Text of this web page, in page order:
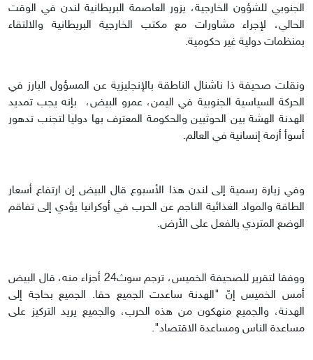
الجنوبي للشؤون الخارجية، يزور العاصمة البريطانية لندن في الوقت
الحالي، لإجراء مشاورات مع مكتب الخارجية البريطانية والالتقاء
بمنظمات دولية غير حكومية.
ونقلت صحيفة ذا ناشنال الناطقة بالإنجليزية عن المسؤول البارز في
الحركة السياسية الجنوبية في اليمن، عمرو البيض، بإنه يجب تمديد
الهدنة الهشة بين الحوثيين والحكومة المعترف بها دوليا لتجنب تدهور
أسوأ أزمة إنسانية في العالم.
وفي زيارة رسمية إلى لندن هذا الأسبوع قال البيض إن ارتفاع أسعار
الطاقة والمواد الغذائية الناجم عن الحرب في أوكرانيا يؤدي إلى تفاقم
الوضع المتردي بالفعل على الأرض.
ووفقا لتقرير للصحيفة الخميس، ترجم سوث24 أجزاء منه، قال البيض
أمس الخميس إنّ "الهدنة ساعدت الجميع حقا. الجميع بحاجة إلى
الهدنة، والجميع منهكون من هذه الحرب، والجميع يريد التركيز على
مساعدة الناس ومساعدة الاقتصاد".